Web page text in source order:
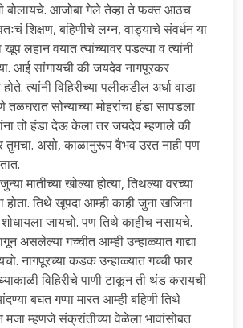
बोलायचे. आजोबा गेले तेव्हा ते फक्त आठच
शिक्षण, बहिणीचे लग्न, वाड्याचे संवर्धन या
खूप लहान वयात त्यांच्यावर पडल्या व त्यांनी
आई सांगायची की जयदेव नागपूरकर
त्यांनी विहिरीच्या पलीकडील अर्धा वाडा
तळघरात सोन्याच्या मोहरांचा हंडा सापडला
तो हंडा देऊ केला तर जयदेव म्हणाले की
तुमचा. असो, काळानुरूप वैभव उरत नाही पण
मातीच्या खोल्या होत्या, तिथल्या वरच्या
होता. तिथे खूपदा आम्ही काही जुना खजिना
जायचो. पण तिथे काहीच नसायचे.
असलेल्या गच्चीत आम्ही उन्हाळ्यात गाद्या
नागपूरच्या कडक उन्हाळ्यात गच्ची फार
विहिरीचे पाणी टाकून ती थंड करायची
बघत गप्पा मारत आम्ही बहिणी तिथे
मजा म्हणजे संक्रांतीच्या वेळेला भावांसोबत